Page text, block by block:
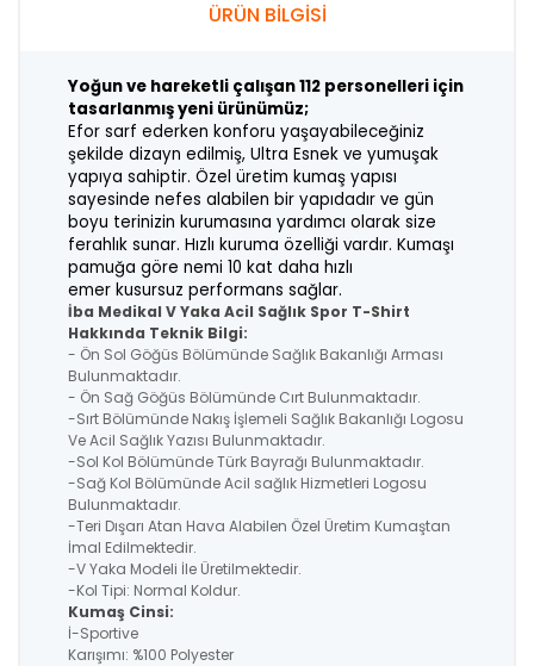
ÜRÜN BİLGİSİ
Yoğun ve hareketli çalışan 112 personelleri için
tasarlanmış yeni ürünümüz;
Efor sarf ederken konforu yaşayabileceğiniz
şekilde dizayn edilmiş, Ultra Esnek ve yumuşak
yapıya sahiptir. Özel üretim kumaş yapısı
sayesinde nefes alabilen bir yapıdadır ve gün
boyu terinizin kurumasına yardımcı olarak size
ferahlık sunar. Hızlı kuruma özelliği vardır. Kumaşı
pamuğa göre nemi 10 kat daha hızlı
emer kusursuz performans sağlar.
İba Medikal V Yaka Acil Sağlık Spor T-Shirt
Hakkında Teknik Bilgi:
- Ön Sol Göğüs Bölümünde Sağlık Bakanlığı Arması
Bulunmaktadır.
- Ön Sağ Göğüs Bölümünde Cırt Bulunmaktadır.
-Sırt Bölümünde Nakış İşlemeli Sağlık Bakanlığı Logosu
Ve Acil Sağlık Yazısı Bulunmaktadır.
-Sol Kol Bölümünde Türk Bayrağı Bulunmaktadır.
-Sağ Kol Bölümünde Acil sağlık Hizmetleri Logosu
Bulunmaktadır.
-Teri Dışarı Atan Hava Alabilen Özel Üretim Kumaştan
İmal Edilmektedir.
-V Yaka Modeli İle Üretilmektedir.
-Kol Tipi: Normal Koldur.
Kumaş Cinsi:
İ-Sportive
Karışımı: %100 Polyester